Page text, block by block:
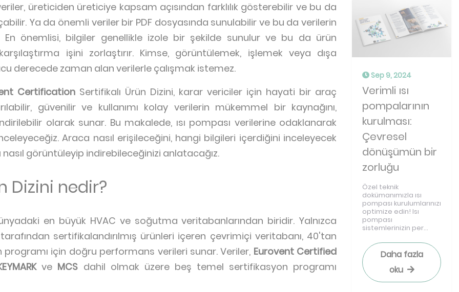
üreticiden üreticiye kapsam açısından farklılık gösterebilir ve bu da
Ya da önemli veriler bir PDF dosyasında sunulabilir ve bu da verilerin
En önemlisi, bilgiler genellikle izole bir şekilde sunulur ve bu da ürün
işini zorlaştırır. Kimse, görüntülemek, işlemek veya dışa
derecede zaman alan verilerle çalışmak istemez.
Certification Sertifikalı Ürün Dizini, karar vericiler için hayati bir araç
güvenilir ve kullanımı kolay verilerin mükemmel bir kaynağını,
olarak sunar. Bu makalede, ısı pompası verilerine odaklanarak
Araca nasıl erişileceğini, hangi bilgileri içerdiğini inceleyecek
görüntüleyip indirebileceğinizi anlatacağız.
Dizini nedir?
en büyük HVAC ve soğutma veritabanlarından biridir. Yalnızca
sertifikalandırılmış ürünleri içeren çevrimiçi veritabanı, 40'tan
programı için doğru performans verileri sunar. Veriler, Eurovent Certified
ve MCS dahil olmak üzere beş temel sertifikasyon programı
Sep 9, 2024
Verimli ısı
pompalarının
kurulması:
Çevresel
dönüşümün bir
zorluğu
Özel teknik
dokümanımızla ısı
pompası kurulumlarınızı
optimize edin! Isı
pompası
sistemlerinizin per...
Daha fazla
oku